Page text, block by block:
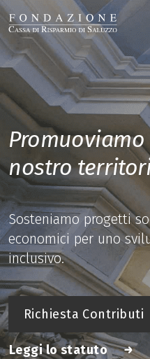
nostro
Sosteniamo progetti
economici per uno
inclusivo.
Richiesta Contributi
Leggi lo statuto